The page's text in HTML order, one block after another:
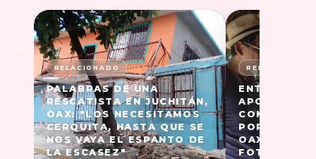
PALABRAS DE UNA
RESCATISTA EN JUCHITÁN,
OAX: "LOS NECESITAMOS
CERQUITA, HASTA QUE SE
NOS VAYA EL ESPANTO DE
LA ESCASEZ"
ENTREGA
APOYOS A
POR EL
OAXACA